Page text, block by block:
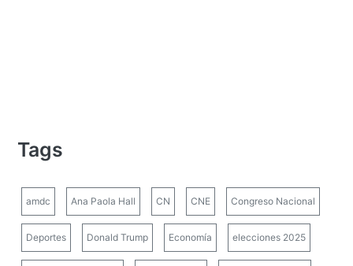
Tags
amdc Ana Paola Hall CN CNE Congreso Nacional
Deportes Donald Trump Economía elecciones 2025